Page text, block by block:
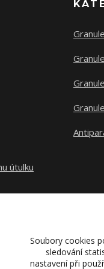
útulku
Soubory cookies
sledování
nastavení při